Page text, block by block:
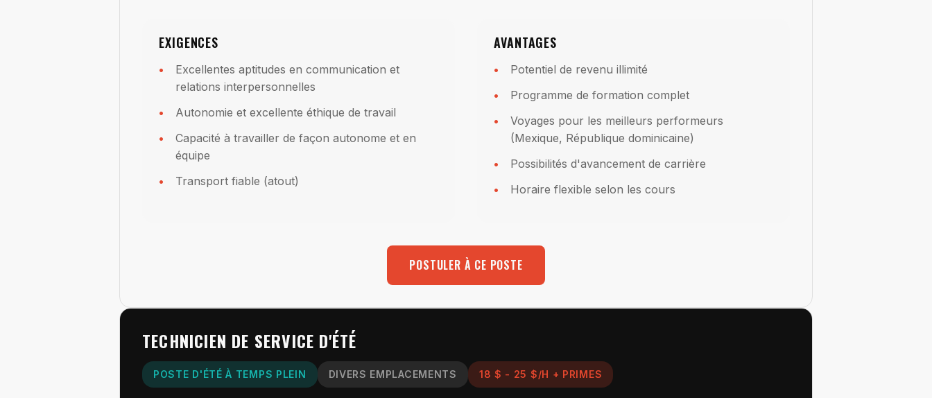
EXIGENCES
Excellentes aptitudes en communication et
relations interpersonnelles
Autonomie et excellente éthique de travail
Capacité à travailler de façon autonome et en
équipe
Transport fiable (atout)
AVANTAGES
Potentiel de revenu illimité
Programme de formation complet
Voyages pour les meilleurs performeurs
(Mexique, République dominicaine)
Possibilités d'avancement de carrière
Horaire flexible selon les cours
POSTULER À CE POSTE
TECHNICIEN DE SERVICE D'ÉTÉ
POSTE D'ÉTÉ À TEMPS PLEIN DIVERS EMPLACEMENTS 18 $ - 25 $/H + PRIMES